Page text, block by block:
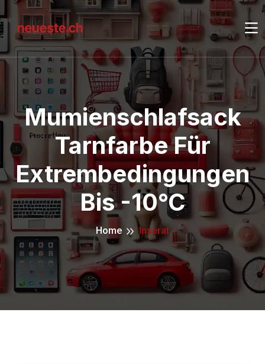
Mumienschlafsack
Tarnfarbe Für
Extrembedingungen
Bis -10°C
Home Inserat